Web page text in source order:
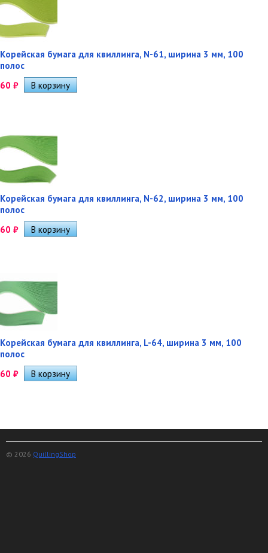
Корейская бумага для квиллинга, N-61, ширина 3 мм, 100
полос
60 ₽
Корейская бумага для квиллинга, N-62, ширина 3 мм, 100
полос
60 ₽
Корейская бумага для квиллинга, L-64, ширина 3 мм, 100
полос
60 ₽
© 2026 QuillingShop